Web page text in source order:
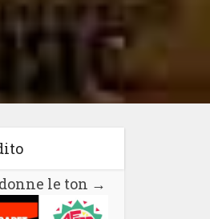
le ton →